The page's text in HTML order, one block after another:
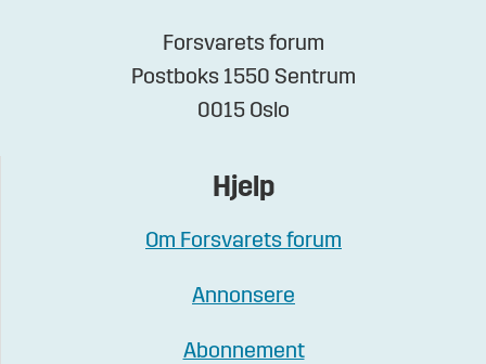
Forsvarets forum
Postboks 1550 Sentrum
0015 Oslo
Hjelp
Om Forsvarets forum
Annonsere
Abonnement